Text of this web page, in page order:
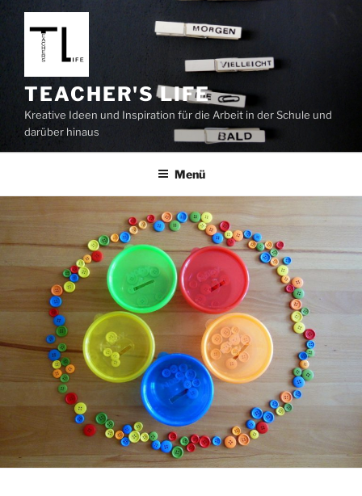
Zum
Inhalt
springen
TEACHER'S LIFE
Kreative Ideen und Inspiration für die Arbeit in der Schule und
darüber hinaus
Menü